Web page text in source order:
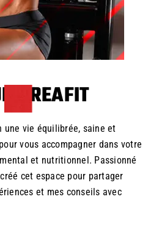
KREAFIT
une vie équilibrée, saine et
vous accompagner dans votre
et nutritionnel. Passionné
cet espace pour partager
et mes conseils avec